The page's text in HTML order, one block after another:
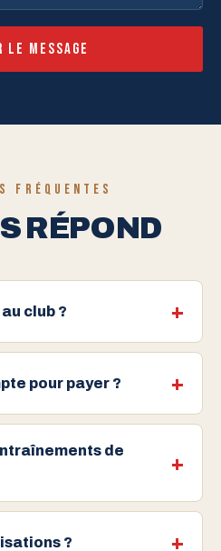
le message
FRÉQUENTES
RÉPOND
club ?
pour payer ?
de
?